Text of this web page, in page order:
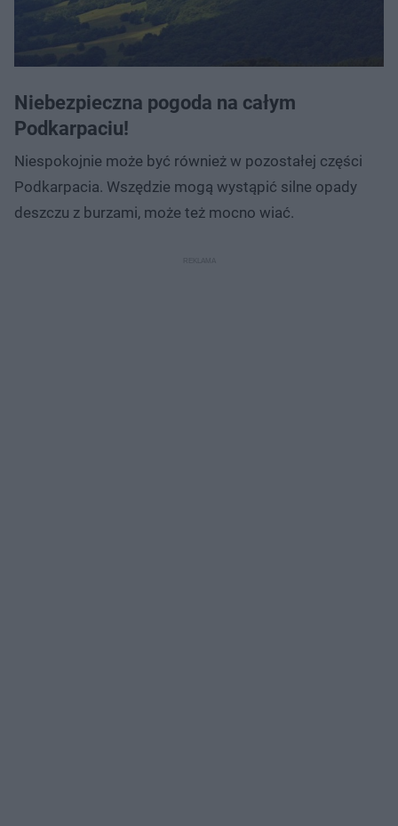
Niebezpieczna pogoda na całym
Podkarpaciu!
Niespokojnie może być również w pozostałej części
Podkarpacia. Wszędzie mogą wystąpić silne opady
deszczu z burzami, może też mocno wiać.